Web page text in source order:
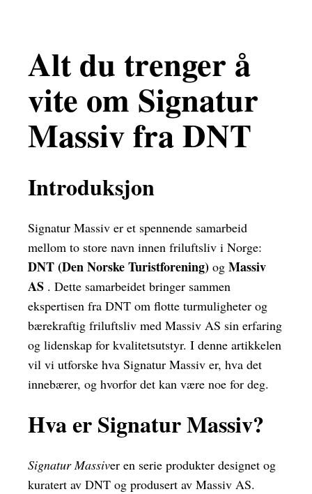
Alt du trenger å
vite om Signatur
Massiv fra DNT
Introduksjon
Signatur Massiv er et spennende samarbeid
mellom to store navn innen friluftsliv i Norge:
DNT (Den Norske Turistforening) og Massiv
AS . Dette samarbeidet bringer sammen
ekspertisen fra DNT om flotte turmuligheter og
bærekraftig friluftsliv med Massiv AS sin erfaring
og lidenskap for kvalitetsutstyr. I denne artikkelen
vil vi utforske hva Signatur Massiv er, hva det
innebærer, og hvorfor det kan være noe for deg.
Hva er Signatur Massiv?
Signatur Massiver en serie produkter designet og
kuratert av DNT og produsert av Massiv AS.